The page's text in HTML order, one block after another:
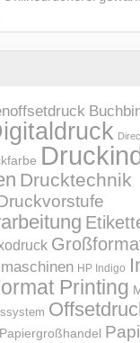
Drucktechnik
HP Indigo
Printing
Papiergroßhandel